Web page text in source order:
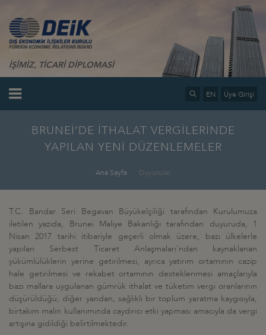
İŞİMİZ, TİCARİ DİPLOMASİ
EN Üye Girişi
BRUNEİ’DE İTHALAT VERGİLERİNDE
YAPILAN YENİ DÜZENLEMELER
Ana Sayfa Duyurular
T.C. Bandar Seri Begavan Büyükelçiliği tarafından Kurulumuza
iletilen yazıda, Brunei Maliye Bakanlığı tarafından duyuruda, 1
Nisan 2017 tarihi itibariyle geçerli olmak üzere, bazı ülkelerle
yapılan Serbest Ticaret Anlaşmaları'ndan kaynaklanan
yükümlülüklerin yerine getirilmesi, ayrıca yatırım ortamının cazip
hale getirilmesi ve rekabet ortamının desteklenmesi amaçlarıyla
bazı mallara uygulanan gümrük ithalat ve tüketim vergi oranlarının
düşürüldüğü; diğer yandan, sağlıklı bir toplum yaratma kaygısıyla,
birtakım malın kullanımında caydırıcı etki yapması amacıyla da vergi
artışına gidildiği belirtilmektedir.